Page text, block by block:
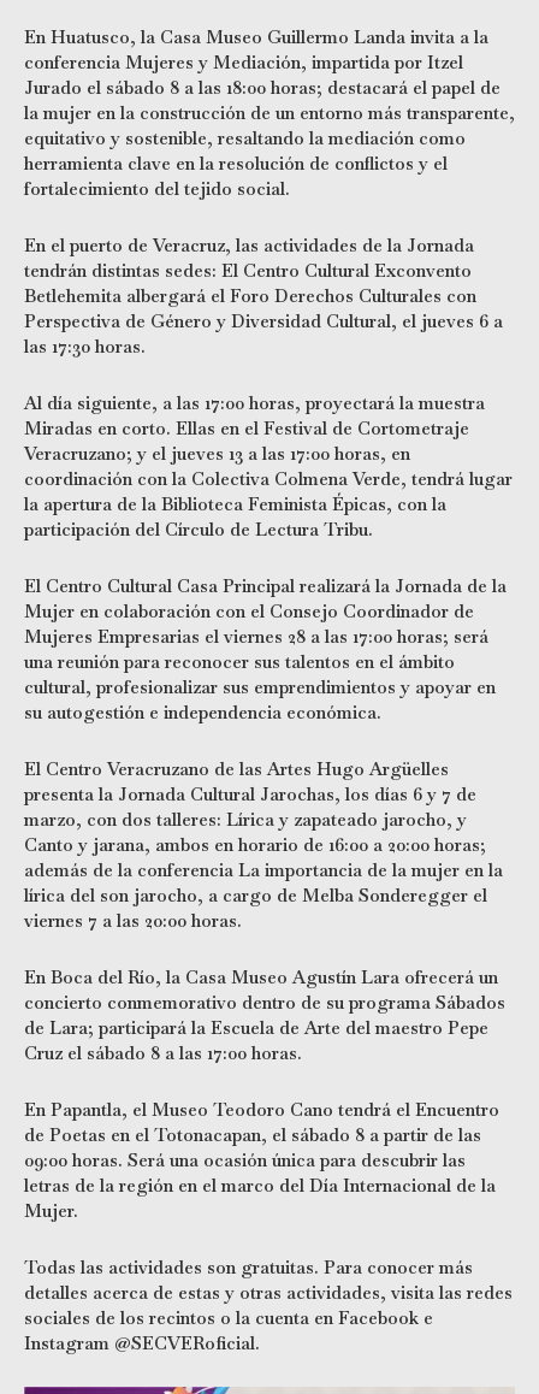
En Huatusco, la Casa Museo Guillermo Landa invita a la
conferencia Mujeres y Mediación, impartida por Itzel
Jurado el sábado 8 a las 18:00 horas; destacará el papel de
la mujer en la construcción de un entorno más transparente,
equitativo y sostenible, resaltando la mediación como
herramienta clave en la resolución de conflictos y el
fortalecimiento del tejido social.
En el puerto de Veracruz, las actividades de la Jornada
tendrán distintas sedes: El Centro Cultural Exconvento
Betlehemita albergará el Foro Derechos Culturales con
Perspectiva de Género y Diversidad Cultural, el jueves 6 a
las 17:30 horas.
Al día siguiente, a las 17:00 horas, proyectará la muestra
Miradas en corto. Ellas en el Festival de Cortometraje
Veracruzano; y el jueves 13 a las 17:00 horas, en
coordinación con la Colectiva Colmena Verde, tendrá lugar
la apertura de la Biblioteca Feminista Épicas, con la
participación del Círculo de Lectura Tribu.
El Centro Cultural Casa Principal realizará la Jornada de la
Mujer en colaboración con el Consejo Coordinador de
Mujeres Empresarias el viernes 28 a las 17:00 horas; será
una reunión para reconocer sus talentos en el ámbito
cultural, profesionalizar sus emprendimientos y apoyar en
su autogestión e independencia económica.
El Centro Veracruzano de las Artes Hugo Argüelles
presenta la Jornada Cultural Jarochas, los días 6 y 7 de
marzo, con dos talleres: Lírica y zapateado jarocho, y
Canto y jarana, ambos en horario de 16:00 a 20:00 horas;
además de la conferencia La importancia de la mujer en la
lírica del son jarocho, a cargo de Melba Sonderegger el
viernes 7 a las 20:00 horas.
En Boca del Río, la Casa Museo Agustín Lara ofrecerá un
concierto conmemorativo dentro de su programa Sábados
de Lara; participará la Escuela de Arte del maestro Pepe
Cruz el sábado 8 a las 17:00 horas.
En Papantla, el Museo Teodoro Cano tendrá el Encuentro
de Poetas en el Totonacapan, el sábado 8 a partir de las
09:00 horas. Será una ocasión única para descubrir las
letras de la región en el marco del Día Internacional de la
Mujer.
Todas las actividades son gratuitas. Para conocer más
detalles acerca de estas y otras actividades, visita las redes
sociales de los recintos o la cuenta en Facebook e
Instagram @SECVERoficial.